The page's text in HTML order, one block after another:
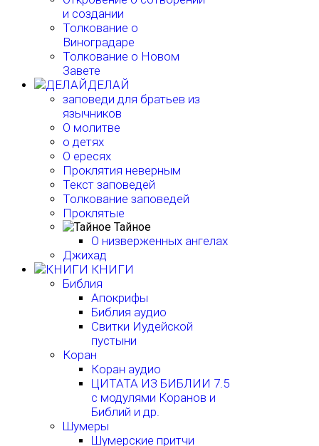
и создании
Толкование о
Виноградаре
Толкование о Новом
Завете
ДЕЛАЙ
заповеди для братьев из
язычников
О молитве
о детях
О ересях
Проклятия неверным
Текст заповедей
Толкование заповедей
Проклятые
Тайное
О низверженных ангелах
Джихад
КНИГИ
Библия
Апокрифы
Библия аудио
Свитки Иудейской
пустыни
Коран
Коран аудио
ЦИТАТА ИЗ БИБЛИИ 7.5
с модулями Коранов и
Библий и др.
Шумеры
Шумерские притчи